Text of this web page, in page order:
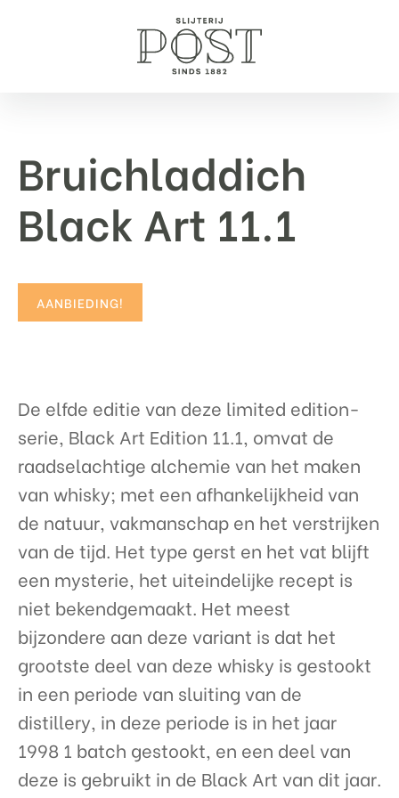
Bruichladdich
Black Art 11.1
AANBIEDING!
De elfde editie van deze limited edition-
serie, Black Art Edition 11.1, omvat de
raadselachtige alchemie van het maken
van whisky; met een afhankelijkheid van
de natuur, vakmanschap en het verstrijken
van de tijd. Het type gerst en het vat blijft
een mysterie, het uiteindelijke recept is
niet bekendgemaakt. Het meest
bijzondere aan deze variant is dat het
grootste deel van deze whisky is gestookt
in een periode van sluiting van de
distillery, in deze periode is in het jaar
1998 1 batch gestookt, en een deel van
deze is gebruikt in de Black Art van dit jaar.